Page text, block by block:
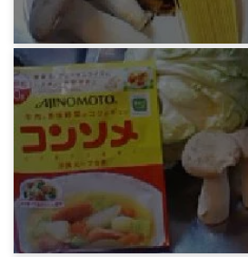
13年前
みろりHP
緑さんの料理実習ナ
13年前